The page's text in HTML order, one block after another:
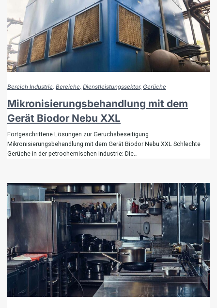
Bereich Industrie Bereiche Dienstleistungssektor Gerüche
Mikronisierungsbehandlung mit dem
Gerät Biodor Nebu XXL
Fortgeschrittene Lösungen zur Geruchsbeseitigung
Mikronisierungsbehandlung mit dem Gerät Biodor Nebu XXL Schlechte
Gerüche in der petrochemischen Industrie: Die…